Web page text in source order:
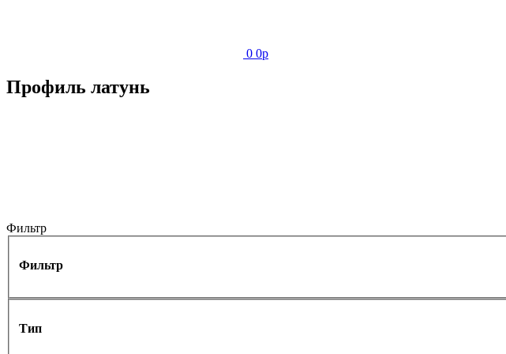
0 0p
Профиль латунь
Фильтр
Фильтр
Тип